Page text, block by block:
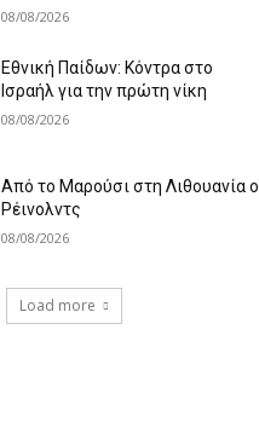
08/08/2026
Εθνική Παίδων: Κόντρα στο
Ισραήλ για την πρώτη νίκη
08/08/2026
Από το Μαρούσι στη Λιθουανία ο
Ρέινολντς
08/08/2026
Load more